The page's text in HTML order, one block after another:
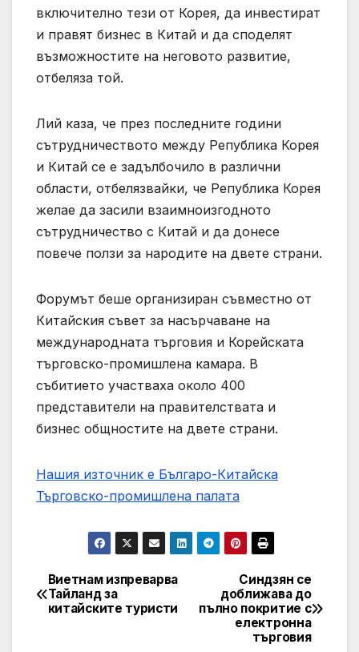
включително тези от Корея, да инвестират
и правят бизнес в Китай и да споделят
възможностите на неговото развитие,
отбеляза той.
Лий каза, че през последните години
сътрудничеството между Република Корея
и Китай се е задълбочило в различни
области, отбелязвайки, че Република Корея
желае да засили взаимноизгодното
сътрудничество с Китай и да донесе
повече ползи за народите на двете страни.
Форумът беше организиран съвместно от
Китайския съвет за насърчаване на
международната търговия и Корейската
търговско-промишлена камара. В
събитието участваха около 400
представители на правителствата и
бизнес общностите на двете страни.
Нашия източник е Българо-Китайска
Търговско-промишлена палaта
Post
navigation
Синдзян се
доближава до
пълно покритие с
електронна
търговия
Виетнам изпреварва
Тайланд за
китайските туристи